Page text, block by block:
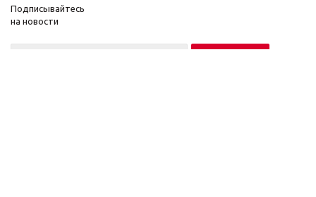
Подписывайтесь
на новости